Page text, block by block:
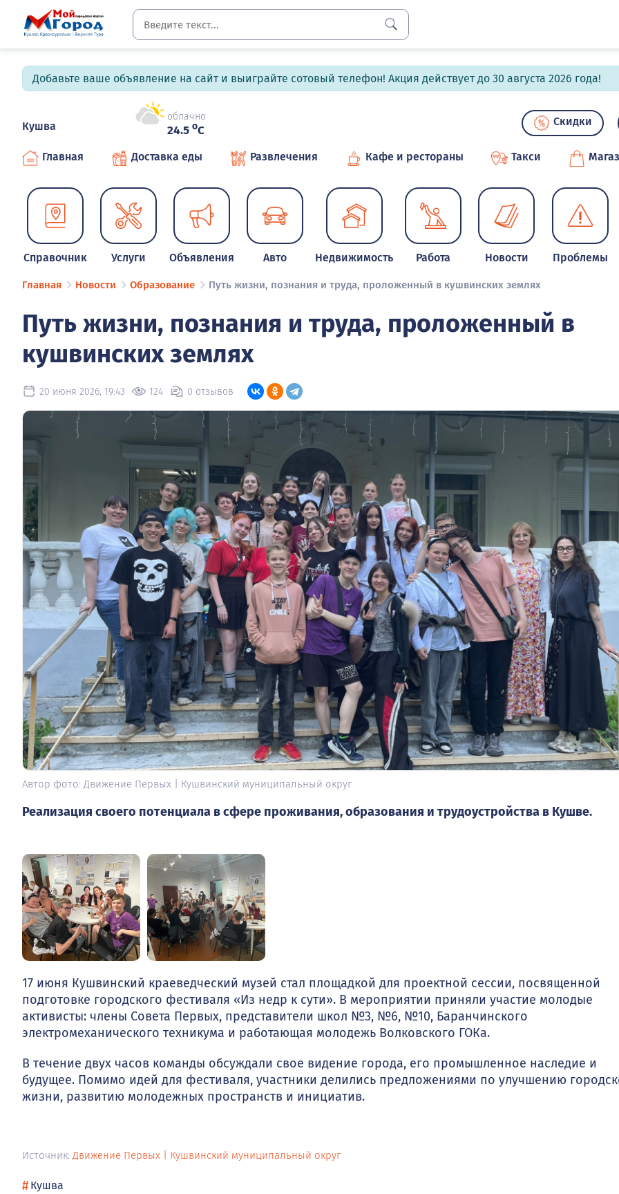
Добавьте ваше объявление на сайт и выиграйте сотовый телефон! Акция действует до 30 августа 2026 года!
Кушва
облачно
24.5 oC
Скидки
Главная Доставка еды Развлечения Кафе и рестораны Такси
Справочник Услуги Объявления Авто Недвижимость Работа Новости Проблемы
Главная Новости Образование Путь жизни, познания и труда, проложенный в кушвинских землях
Путь жизни, познания и труда, проложенный в
кушвинских землях
20 июня 2026, 19:43 124 0 отзывов
Автор фото: Движение Первых | Кушвинский муниципальный округ
Реализация своего потенциала в сфере проживания, образования и трудоустройства в Кушве.
17 июня Кушвинский краеведческий музей стал площадкой для проектной сессии, посвященной
подготовке городского фестиваля «Из недр к сути». В мероприятии приняли участие молодые
активисты: члены Совета Первых, представители школ №3, №6, №10, Баранчинского
электромеханического техникума и работающая молодежь Волковского ГОКа.
В течение двух часов команды обсуждали свое видение города, его промышленное наследие и
будущее. Помимо идей для фестиваля, участники делились предложениями по улучшению
жизни, развитию молодежных пространств и инициатив.
Источник: Движение Первых | Кушвинский муниципальный округ
# Кушва